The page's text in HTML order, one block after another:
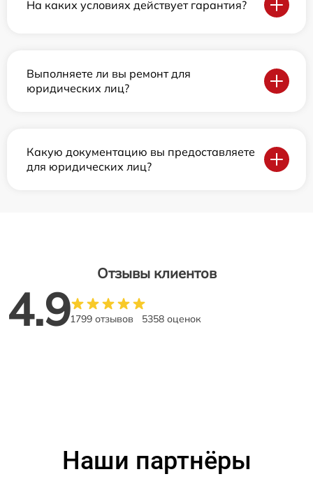
На каких условиях действует гарантия?
Выполняете ли вы ремонт для
юридических лиц?
Какую документацию вы предоставляете
для юридических лиц?
Отзывы клиентов
4.91799 отзывов 5358 оценок
Наши партнёры